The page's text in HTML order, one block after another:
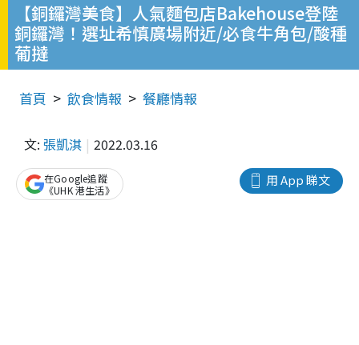
【銅鑼灣美食】人氣麵包店Bakehouse登陸
銅鑼灣！選址希慎廣場附近/必食牛角包/酸種
葡撻
首頁 飲食情報 餐廳情報
文: 張凱淇 2022.03.16
用 App 睇文
在Google追蹤
《UHK 港生活》